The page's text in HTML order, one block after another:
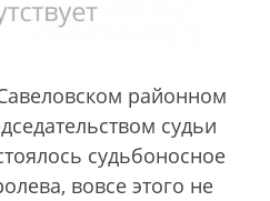
районном
судьи
судьбоносное
вовсе этого не